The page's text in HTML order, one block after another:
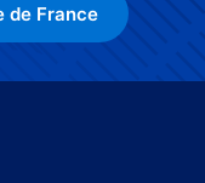
de France